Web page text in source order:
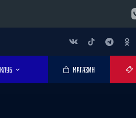
КЛУБ МАГАЗИН